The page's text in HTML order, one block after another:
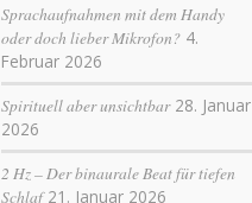
Sprachaufnahmen mit dem Handy
oder doch lieber Mikrofon? 4.
Februar 2026
Spirituell aber unsichtbar 28. Januar
2026
2 Hz – Der binaurale Beat für tiefen
Schlaf 21. Januar 2026